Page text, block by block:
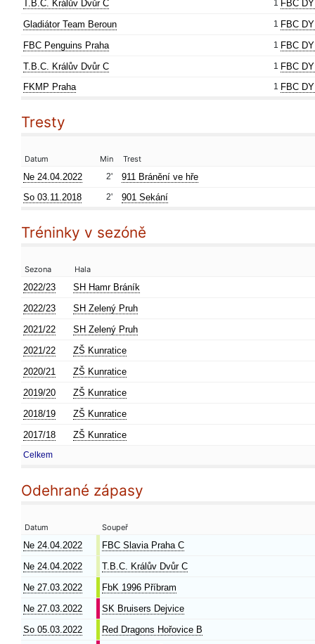
T.B.C. Králův Dvůr C 1 FBC
Gladiátor Team Beroun
1 FBC
FBC Penguins Praha
1 FBC
T.B.C. Králův Dvůr C
1 FBC
FKMP Praha
1 FBC
Tresty
Datum Min Trest
Ne 24.04.2022 2'
911 Bránění ve hře
So 03.11.2018
2' 901 Sekání
Tréninky v sezóně
Sezona Hala
2022/23
SH Hamr Bráník
2022/23
SH Zelený Pruh
2021/22
SH Zelený Pruh
2021/22
ZŠ Kunratice
2020/21
ZŠ Kunratice
2019/20
ZŠ Kunratice
2018/19
ZŠ Kunratice
2017/18
ZŠ Kunratice
Celkem
Odehrané zápasy
Datum Soupeř
Ne 24.04.2022
FBC Slavia Praha C
Ne 24.04.2022
T.B.C. Králův Dvůr C
Ne 27.03.2022
FbK 1996 Příbram
Ne 27.03.2022
SK Bruisers Dejvice
So 05.03.2022
Red Dragons Hořovice B